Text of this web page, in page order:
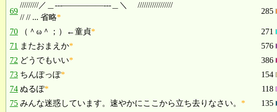
69
/////////／＿---―――――---＿＼ /////////////////
// // ... 省略*
285
70 （＾ω＾；）←童貞* 271
71 またおまえか* 576
72 どうでもいい* 386
73 ちんぽっぽ* 154
74 ぬるぽ* 118
75 みんな迷惑しています。速やかにここから立ち去りなさい。 * 135